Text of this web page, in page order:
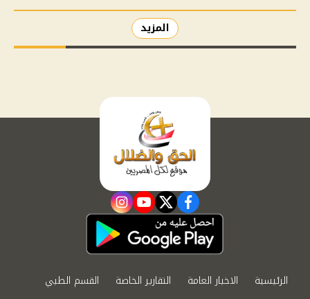
المزيد
facebook
twitter
youtube
instagram
الرئيسية الاخبار العامة التقارير الخاصة
القسم الطبي